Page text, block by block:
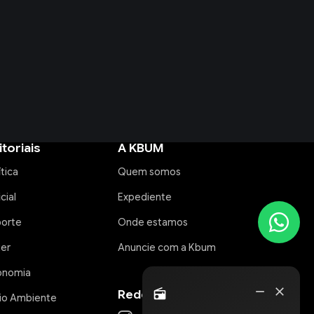
radio remove close
Ambiente
A KBUM
Quem somos
Expediente
Onde estamos
Anuncie com a Kbum
Redes Sociais